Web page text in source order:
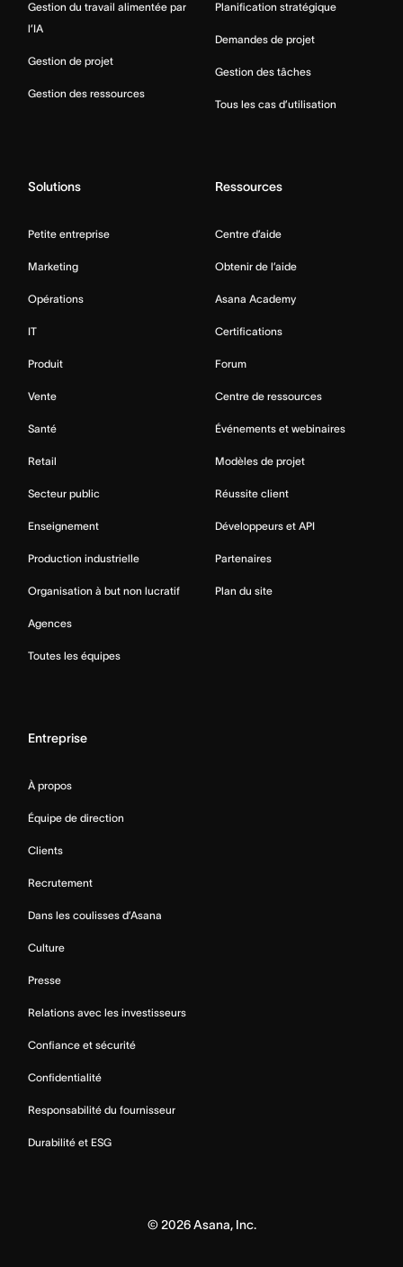
Gestion du travail alimentée par
l’IA
Gestion de projet
Gestion des ressources
Planification stratégique
Demandes de projet
Gestion des tâches
Tous les cas d’utilisation
Solutions
Petite entreprise
Marketing
Opérations
IT
Produit
Vente
Santé
Retail
Secteur public
Enseignement
Production industrielle
Organisation à but non lucratif
Agences
Toutes les équipes
Ressources
Centre d’aide
Obtenir de l’aide
Asana Academy
Certifications
Forum
Centre de ressources
Événements et webinaires
Modèles de projet
Réussite client
Développeurs et API
Partenaires
Plan du site
Entreprise
À propos
Équipe de direction
Clients
Recrutement
Dans les coulisses d’Asana
Culture
Presse
Relations avec les investisseurs
Confiance et sécurité
Confidentialité
Responsabilité du fournisseur
Durabilité et ESG
©2026Asana, Inc.